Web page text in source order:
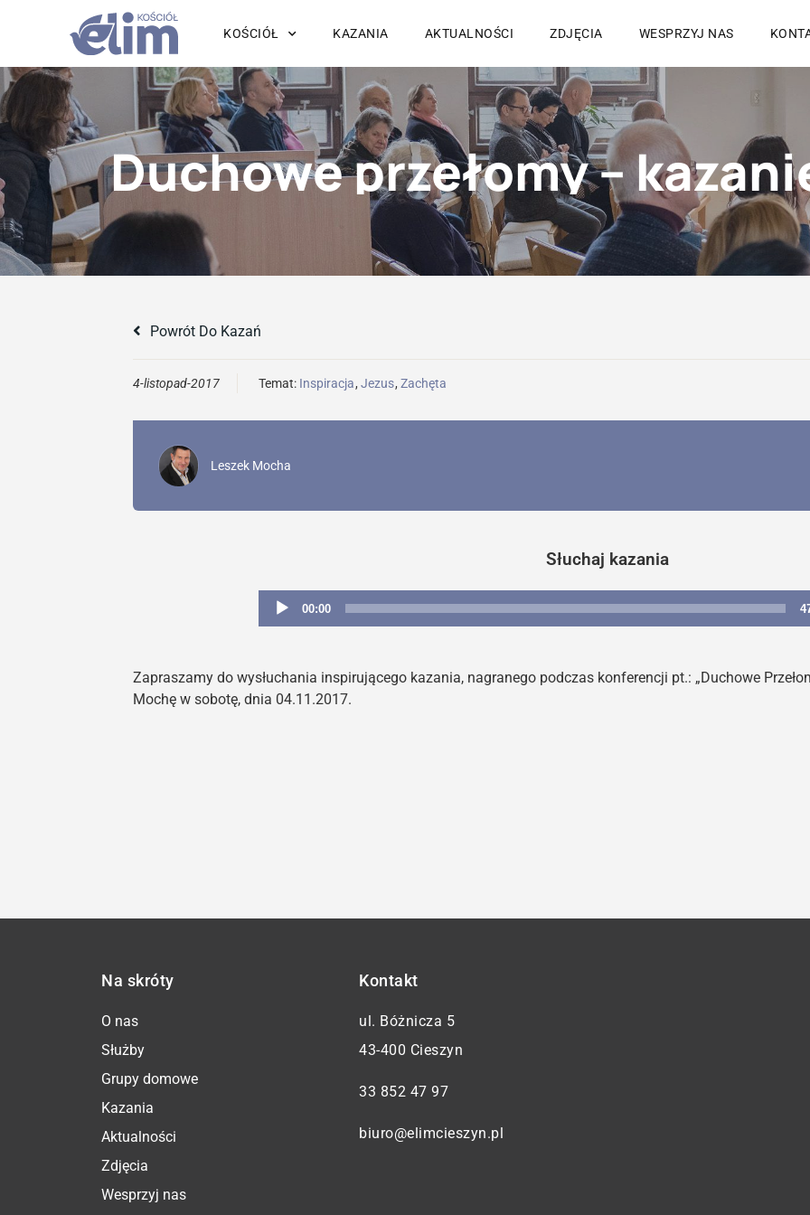
KOŚCIÓŁ KAZANIA AKTUALNOŚCI ZDJĘCIA WESPRZYJ NAS
Duchowe przełomy –
Powrót Do Kazań
4-listopad-2017 Temat: Inspiracja, Jezus, Zachęta
Leszek Mocha
Słuchaj kazania
Odtwarzacz
00:00
Zapraszamy do wysłuchania inspirującego kazania, nagranego podczas konferencji pt.: „Duchowe
Mochę w sobotę, dnia 04.11.2017.
Na skróty
O nas
Służby
Grupy domowe
Kazania
Aktualności
Zdjęcia
Wesprzyj nas
Kontakt
ul. Bóżnicza 5
43-400 Cieszyn
33 852 47 97
biuro@elimcieszyn.pl